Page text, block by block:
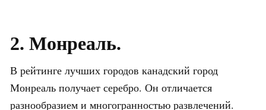
2. Монреаль.
В рейтинге лучших городов канадский город
Монреаль получает серебро. Он отличается
разнообразием и многогранностью развлечений.